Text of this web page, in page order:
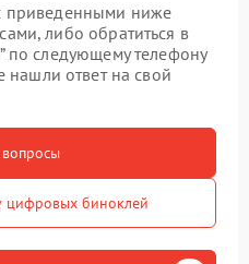
приведенными ниже
либо обратиться в
по следующему телефону
нашли ответ на свой
цифровых биноклей